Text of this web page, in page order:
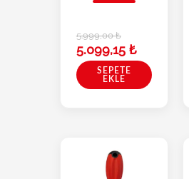
5.999,00₺
5.099,15 ₺
SEPETE
EKLE